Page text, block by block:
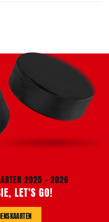
2025 - 2026
LET'S GO!